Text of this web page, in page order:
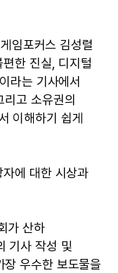
임포커스 김성렬
편한 진실, 디지털
라는 기사에서
고 소유권의
이해하기 쉽게
자에 대한 시상과
가 산하
기사 작성 및
장 우수한 보도물을